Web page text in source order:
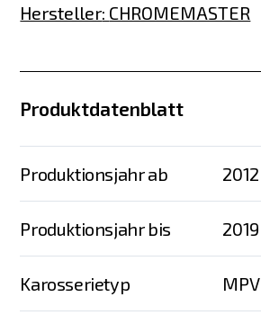
Hersteller: CHROMEMASTER
Produktdatenblatt
Produktionsjahr ab 2012
Produktionsjahr bis 2019
Karosserietyp MPV